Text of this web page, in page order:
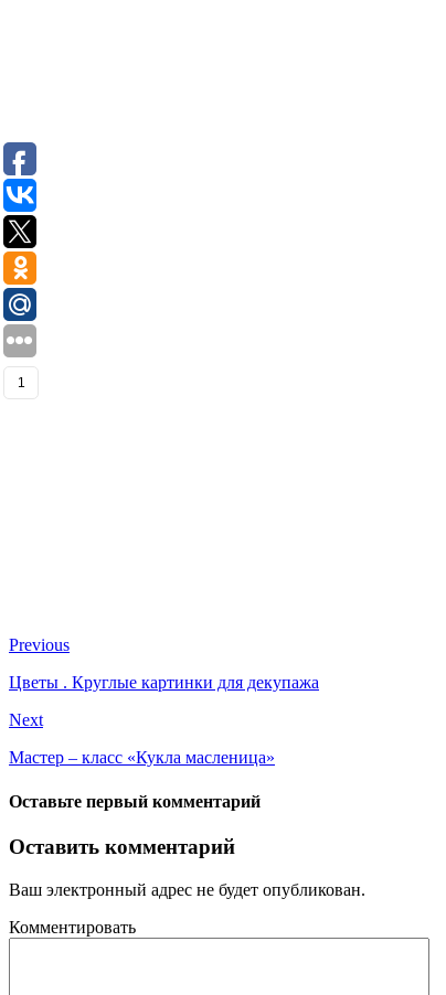
Previous
Цветы . Круглые картинки для декупажа
Next
Мастер – класс «Кукла масленица»
Оставьте первый комментарий
Оставить комментарий
Ваш электронный адрес не будет опубликован.
Комментировать
1